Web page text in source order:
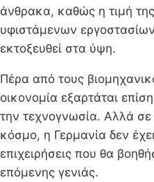
άνθρακα, καθώς η τιμή
υφιστάμενων
εκτοξευθεί στα ύψη.
Πέρα από τους
οικονομία εξαρτάται
την τεχνογνωσία. Αλλά
κόσμο, η Γερμανία δεν
επιχειρήσεις που θα
επόμενης γενιάς.